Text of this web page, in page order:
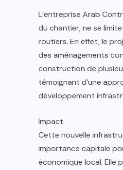
L’entreprise Arab
du chantier, ne se
routiers. En effet, le
des aménagements
construction de
témoignant d’une
développement
Impact
Cette nouvelle
importance capitale
économique local. Elle